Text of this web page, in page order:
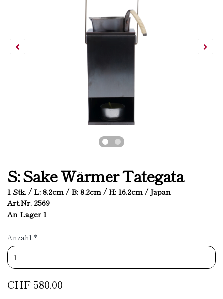
S: Sake Wärmer Tategata
1 Stk. / L: 8.2cm / B: 8.2cm / H: 16.2cm / Japan
Art.Nr. 2569
An Lager 1
Anzahl *
CHF 580.00